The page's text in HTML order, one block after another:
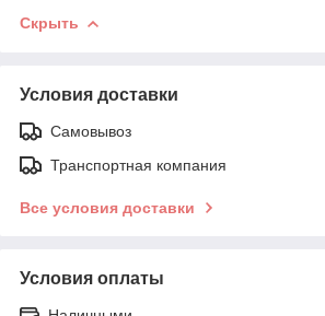
Скрыть
Условия доставки
Самовывоз
Транспортная компания
Все условия доставки
Условия оплаты